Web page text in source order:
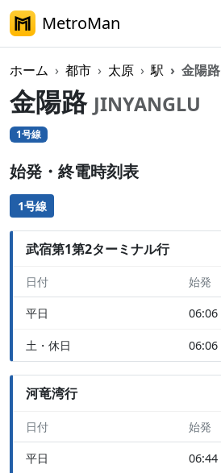
MetroMan
ホーム 都市 太原 駅 金陽路
金陽路 JINYANGLU
1号線
始発・終電時刻表
1号線
武宿第1第2ターミナル行
日付 始発
平日 06:06
土・休日 06:06
河竜湾行
日付 始発
平日 06:44